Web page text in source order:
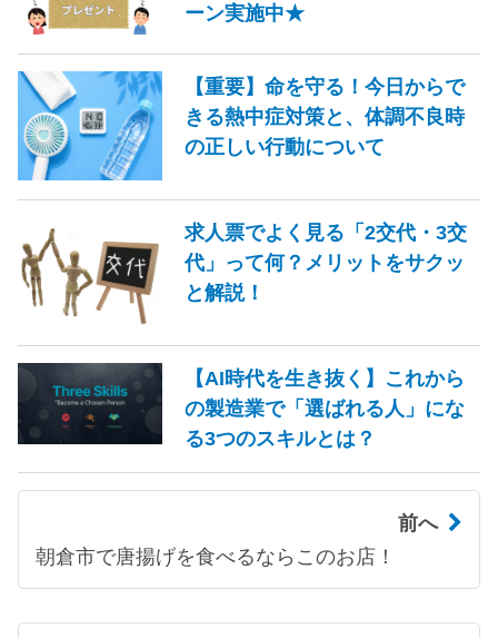
ーン実施中★
【重要】命を守る！今日からで
きる熱中症対策と、体調不良時
の正しい行動について
求人票でよく見る「2交代・3交
代」って何？メリットをサクッ
と解説！
【AI時代を生き抜く】これから
の製造業で「選ばれる人」にな
る3つのスキルとは？
前へ
朝倉市で唐揚げを食べるならこのお店！